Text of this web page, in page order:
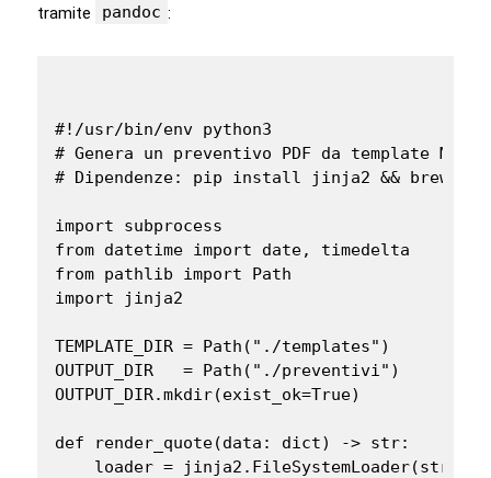
tramite
pandoc :
#!/usr/bin/env python3
# Genera un preventivo PDF da template
# Dipendenze: pip install jinja2 && brew
import subprocess
from datetime import date, timedelta
from pathlib import Path
import jinja2
TEMPLATE_DIR = Path("./templates")
OUTPUT_DIR   = Path("./preventivi")
OUTPUT_DIR.mkdir(exist_ok=True)
def render_quote(data: dict) -> str:
loader =